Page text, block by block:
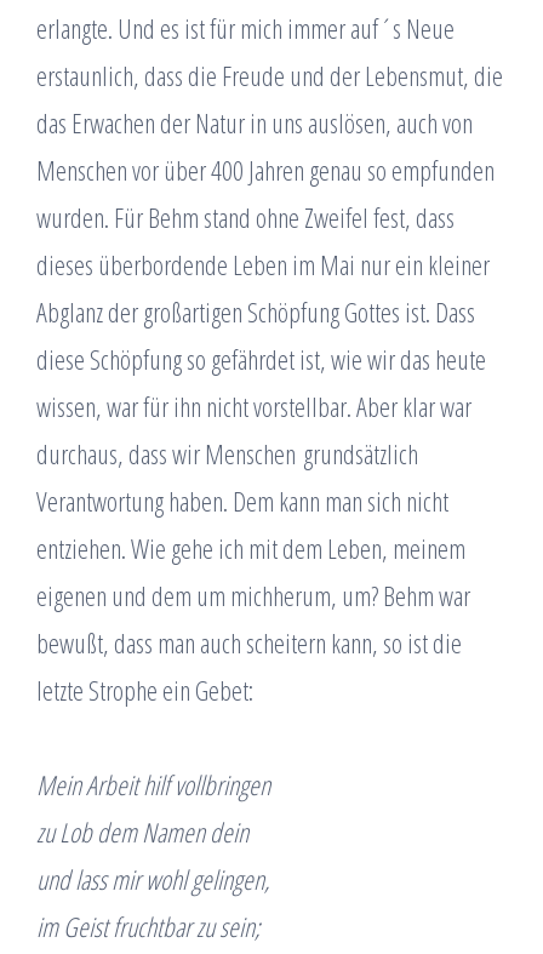
erlangte. Und es ist für mich immer auf´s Neue
erstaunlich, dass die Freude und der Lebensmut, die
das Erwachen der Natur in uns auslösen, auch von
Menschen vor über 400 Jahren genau so empfunden
wurden. Für Behm stand ohne Zweifel fest, dass
dieses überbordende Leben im Mai nur ein kleiner
Abglanz der großartigen Schöpfung Gottes ist. Dass
diese Schöpfung so gefährdet ist, wie wir das heute
wissen, war für ihn nicht vorstellbar. Aber klar war
durchaus, dass wir Menschen grundsätzlich
Verantwortung haben. Dem kann man sich nicht
entziehen. Wie gehe ich mit dem Leben, meinem
eigenen und dem um michherum, um? Behm war
bewußt, dass man auch scheitern kann, so ist die
letzte Strophe ein Gebet:
Mein Arbeit hilf vollbringen
zu Lob dem Namen dein
und lass mir wohl gelingen,
im Geist fruchtbar zu sein;